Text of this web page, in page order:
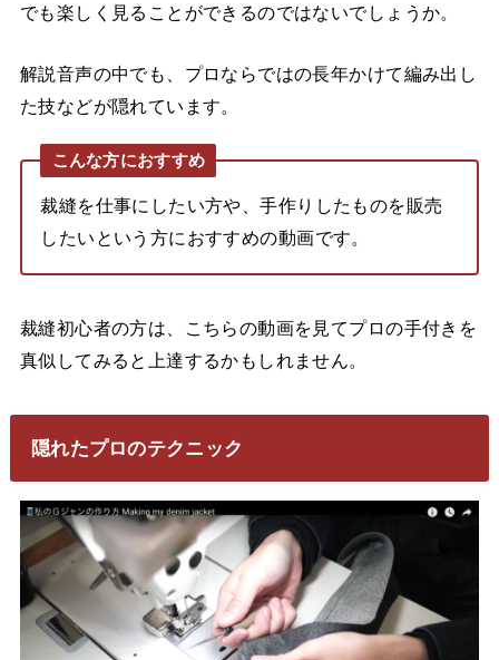
でも楽しく見ることができるのではないでしょうか。
解説音声の中でも、プロならではの長年かけて編み出し
た技などが隠れています。
こんな方におすすめ
裁縫を仕事にしたい方や、手作りしたものを販売
したいという方におすすめの動画です。
裁縫初心者の方は、こちらの動画を見てプロの手付きを
真似してみると上達するかもしれません。
隠れたプロのテクニック